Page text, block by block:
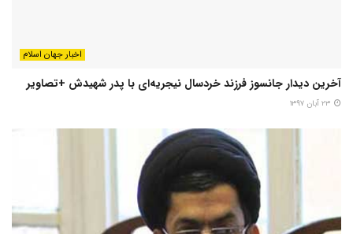
اخبار جهان اسلام
آخرین دیدار جانسوز فرزند خردسال نیجریه‌ای با پدر شهیدش +تصاویر